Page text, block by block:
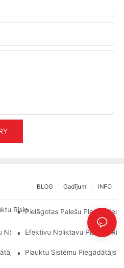
INFO
Gadījumi
BLOG
Risinājumi Efektīvai Noliktavu
Pielāgotas Palešu Plauktu
Nākotne: Tendences Un Inovācijas
Efektīvu Noliktavu Plauktu
Kam Pievērst Uzmanību
Plauktu Sistēmu Piegādātājs: